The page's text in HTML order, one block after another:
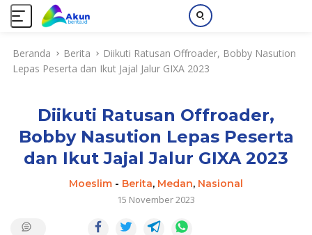
Beranda Berita
Diikuti Ratusan Offroader, Bobby Nasution
Lepas Peserta dan Ikut Jajal Jalur GIXA 2023
Diikuti Ratusan Offroader,
Bobby Nasution Lepas Peserta
dan Ikut Jajal Jalur GIXA 2023
Moeslim - Berita, Medan, Nasional
15 November 2023